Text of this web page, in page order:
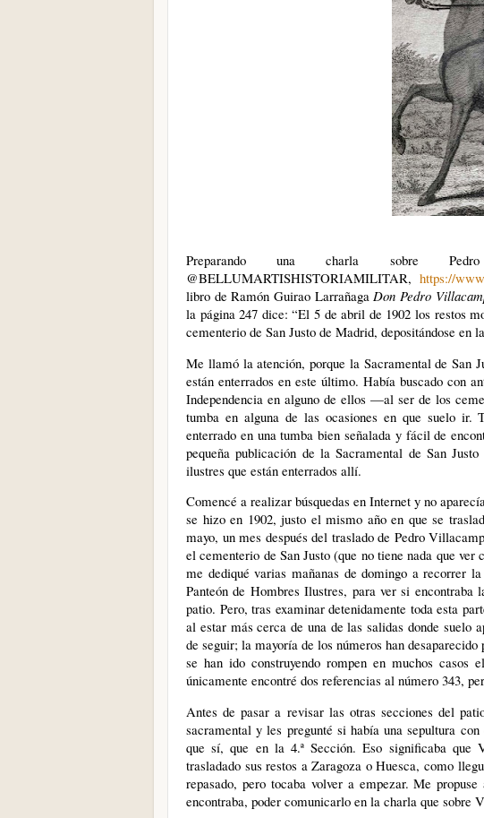
Preparando una charla sobre
@BELLUMARTISHISTORIAMILITAR, https://
libro de Ramón Guirao Larrañaga Don Pedro
la página 247 dice: “El 5 de abril de 1902 los restos
cementerio de San Justo de Madrid, depositándose en
Me llamó la atención, porque la Sacramental de San
están enterrados en este último. Había buscado con
Independencia en alguno de ellos —al ser de los
tumba en alguna de las ocasiones en que suelo ir.
enterrado en una tumba bien señalada y fácil de
pequeña publicación de la Sacramental de San
ilustres que están enterrados allí.
Comencé a realizar búsquedas en Internet y no
se hizo en 1902, justo el mismo año en que se
mayo, un mes después del traslado de Pedro
el cementerio de San Justo (que no tiene nada que
me dediqué varias mañanas de domingo a recorrer
Panteón de Hombres Ilustres, para ver si
patio. Pero, tras examinar detenidamente toda esta
al estar más cerca de una de las salidas donde
de seguir; la mayoría de los números han
se han ido construyendo rompen en muchos
únicamente encontré dos referencias al número 343,
Antes de pasar a revisar las otras secciones del
sacramental y les pregunté si había una sepultura
que sí, que en la 4.ª Sección. Eso significaba que
trasladado sus restos a Zaragoza o Huesca, como
repasado, pero tocaba volver a empezar. Me
encontraba, poder comunicarlo en la charla que sobre